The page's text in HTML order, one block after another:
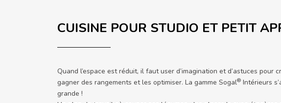
CUISINE POUR STUDIO ET PETIT
Quand l’espace est réduit, il faut user d’imagination et d’astuces
gagner des rangements et les optimiser. La gamme Sogal® Intérieurs
grande !